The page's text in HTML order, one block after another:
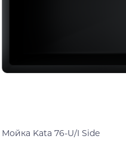
Мойка Kata 76-U/I Side